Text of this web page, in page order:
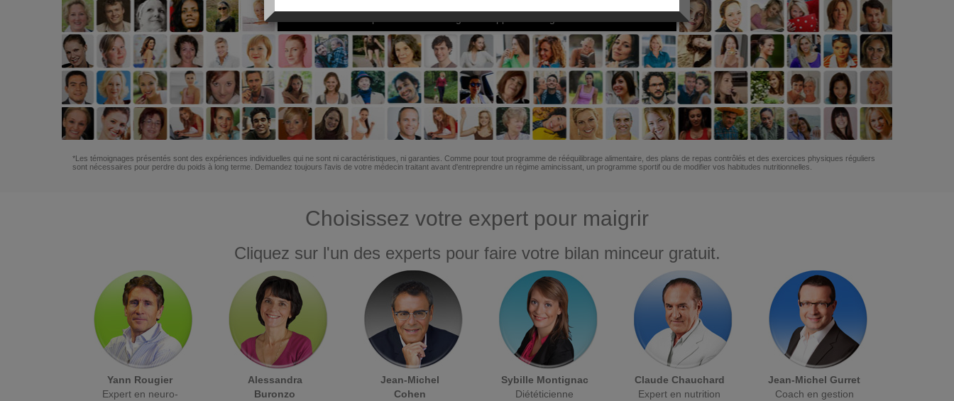
*Les témoignages présentés sont des expériences individuelles qui ne sont ni caractéristiques, ni garanties. Comme pour tout programme de rééquilibrage alimentaire, des plans de repas contrôlés et des exercices physiques réguliers
sont nécessaires pour perdre du poids à long terme. Demandez toujours l'avis de votre médecin traitant avant d'entreprendre un régime amincissant, un programme sportif ou de modifier vos habitudes nutritionnelles.
Choisissez votre expert pour maigrir
Cliquez sur l'un des experts pour faire votre bilan minceur gratuit.
Yann Rougier
Expert en neuro-
Alessandra
Buronzo
Jean-Michel
Cohen
Sybille Montignac
Diététicienne
Claude Chauchard
Expert en nutrition
Jean-Michel Gurret
Coach en gestion